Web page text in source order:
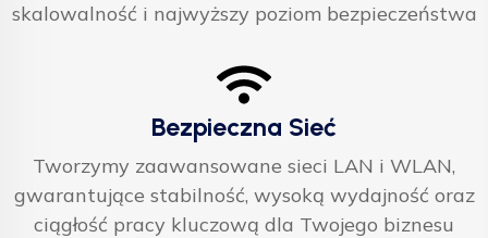
skalowalność i najwyższy poziom bezpieczeństwa
Bezpieczna Sieć
Tworzymy zaawansowane sieci LAN i WLAN,
gwarantujące stabilność, wysoką wydajność oraz
ciągłość pracy kluczową dla Twojego biznesu